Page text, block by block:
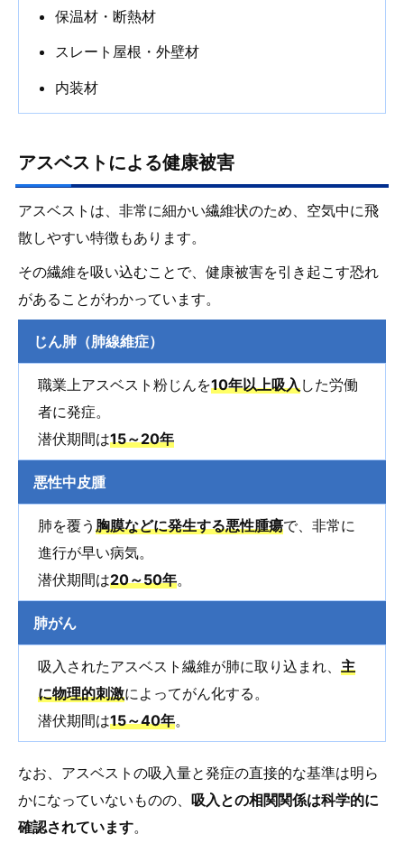
保温材・断熱材
スレート屋根・外壁材
内装材
アスベストによる健康被害
アスベストは、非常に細かい繊維状のため、空気中に飛
散しやすい特徴もあります。
その繊維を吸い込むことで、健康被害を引き起こす恐れ
があることがわかっています。
じん肺（肺線維症）
職業上アスベスト粉じんを10年以上吸入した労働
者に発症。
潜伏期間は15～20年
悪性中皮腫
肺を覆う 胸膜などに発生する悪性腫瘍で、非常に
進行が早い病気。
潜伏期間は20～50年。
肺がん
吸入されたアスベスト繊維が肺に取り込まれ、 主
に物理的刺激によってがん化する。
潜伏期間は15～40年。
なお、アスベストの吸入量と発症の直接的な基準は明ら
かになっていないものの、吸入との相関関係は科学的に
確認されています。